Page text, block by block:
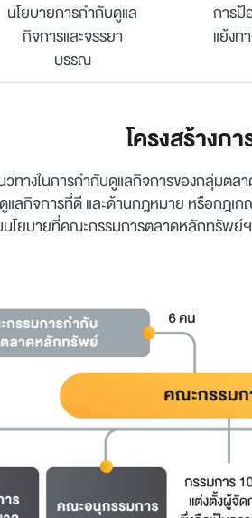
นโยบายการกำกับดูแล
กิจการและจรรยา
บรรณ
การป้
แย้งท
โครงสร้างก
างในการกำกับดูแลกิจการของกลุ่มต
กิจการที่ดี และด้านกฎหมาย หรือกฎเ
ยบายที่คณะกรรมการตลาดหลักทรัพย์ฯ